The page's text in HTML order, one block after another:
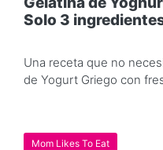
Solo 3
Una receta que no
de Yogurt Griego con
Mom Likes To Eat